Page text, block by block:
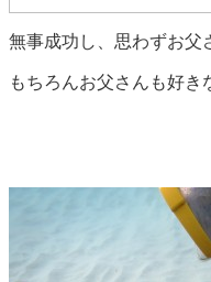
無事成功し、思わずお父
もちろんお父さんも好き